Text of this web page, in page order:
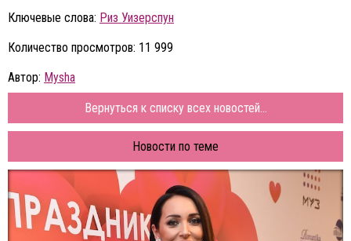
Ключевые слова: Риз Уизерспун
Количество просмотров: 11 999
Автор: Mysha
Вернуться к списку всех новостей...
Новости по теме